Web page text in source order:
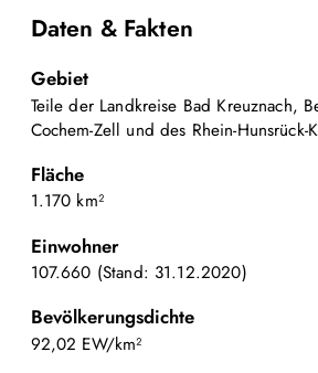
Daten & Fakten
Gebiet
Teile der Landkreise Bad Kreuznach,
Cochem-Zell und des Rhein-Hunsrück-
Fläche
1.170 km²
Einwohner
107.660 (Stand: 31.12.2020)
Bevölkerungsdichte
92,02 EW/km²